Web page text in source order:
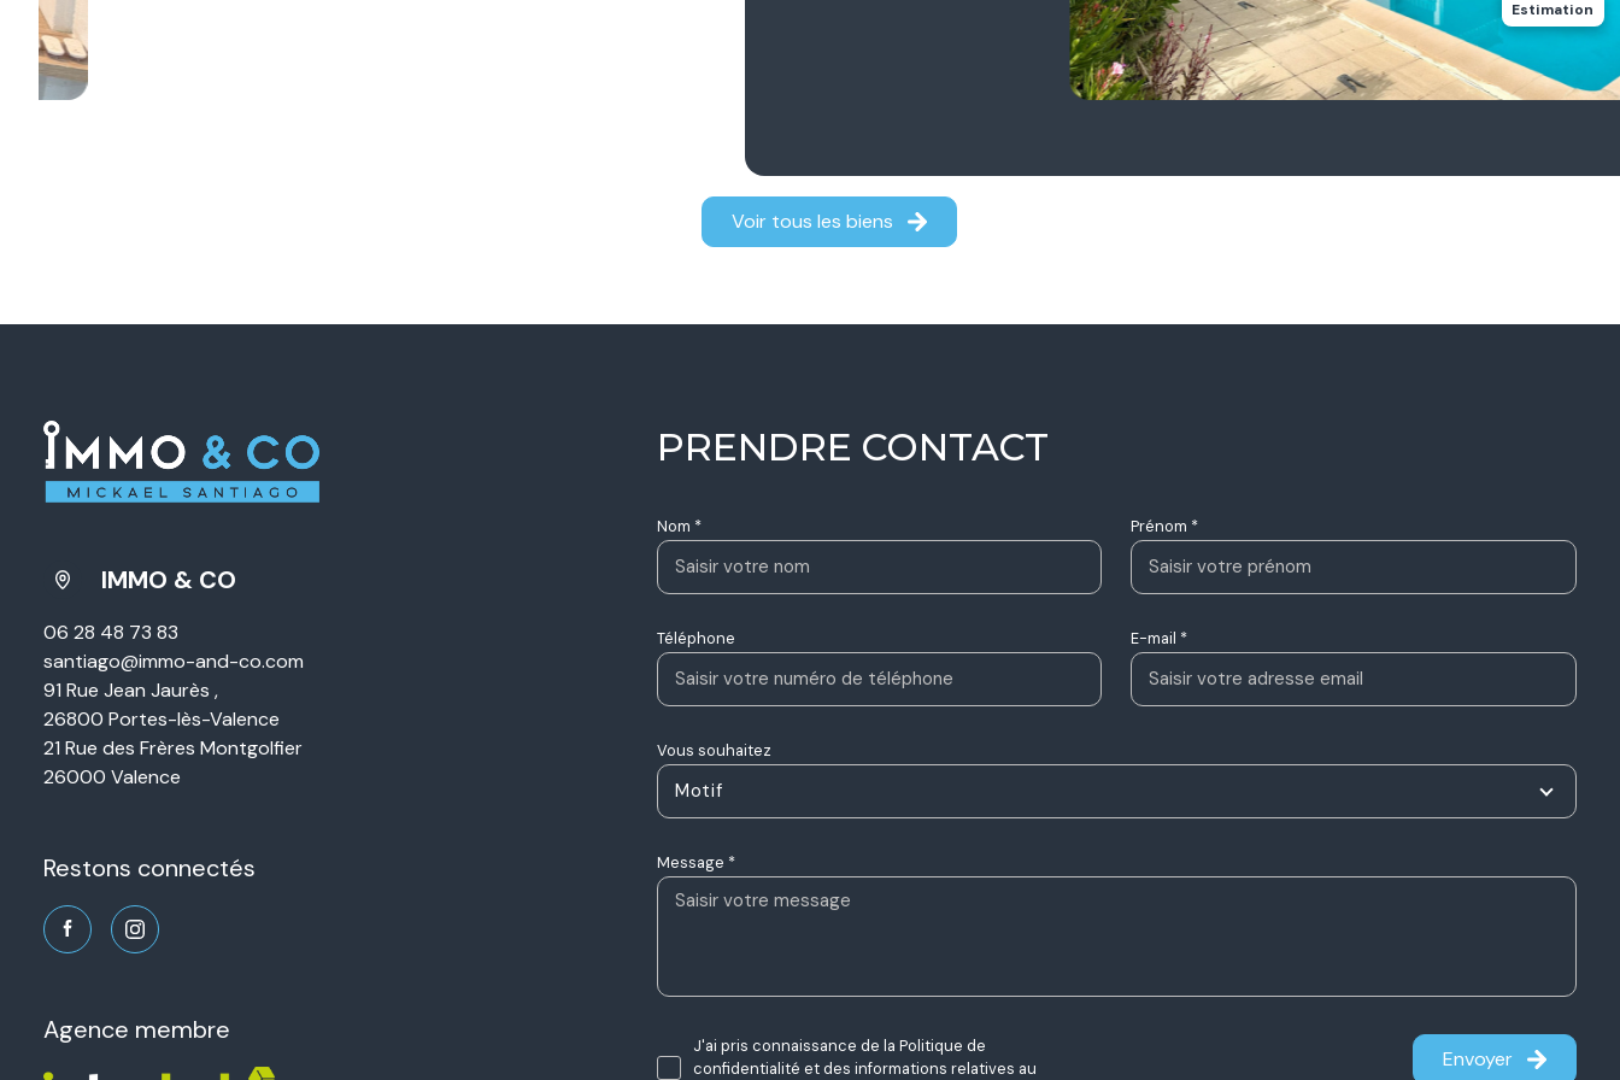
Voir tous les biens
Estimation
PRENDRE CONTACT
Nom * Prénom *
Téléphone E-mail *
Vous souhaitez
Motif
Message *
J'ai pris connaissance de la Politique de
confidentialité et des informations relatives au
Envoyer
IMMO & CO
06 28 48 73 83
santiago@immo-and-co.com
91 Rue Jean Jaurès ,
26800 Portes-lès-Valence
21 Rue des Frères Montgolfier
26000 Valence
restons connectés
agence membre